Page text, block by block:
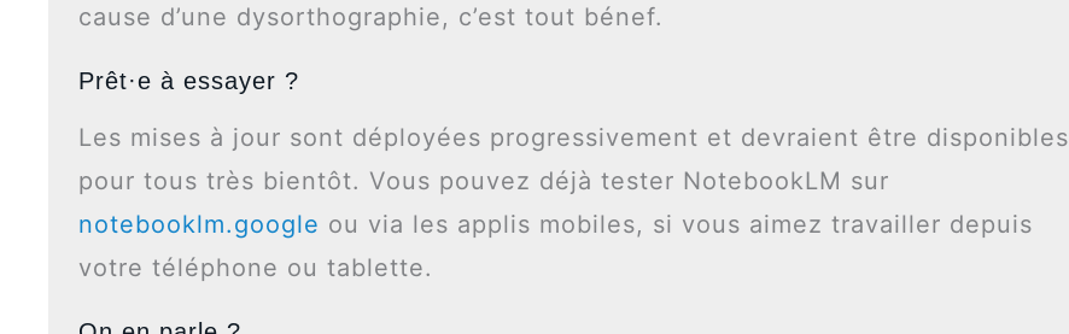
cause d’une dysorthographie, c’est tout bénef.
Prêt·e à essayer ?
Les mises à jour sont déployées progressivement et devraient être disponibles
pour tous très bientôt. Vous pouvez déjà tester NotebookLM sur
notebooklm.google ou via les applis mobiles, si vous aimez travailler depuis
votre téléphone ou tablette.